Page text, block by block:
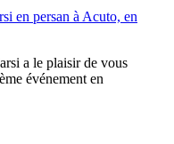
en persan à Acuto, en
a le plaisir de vous
événement en